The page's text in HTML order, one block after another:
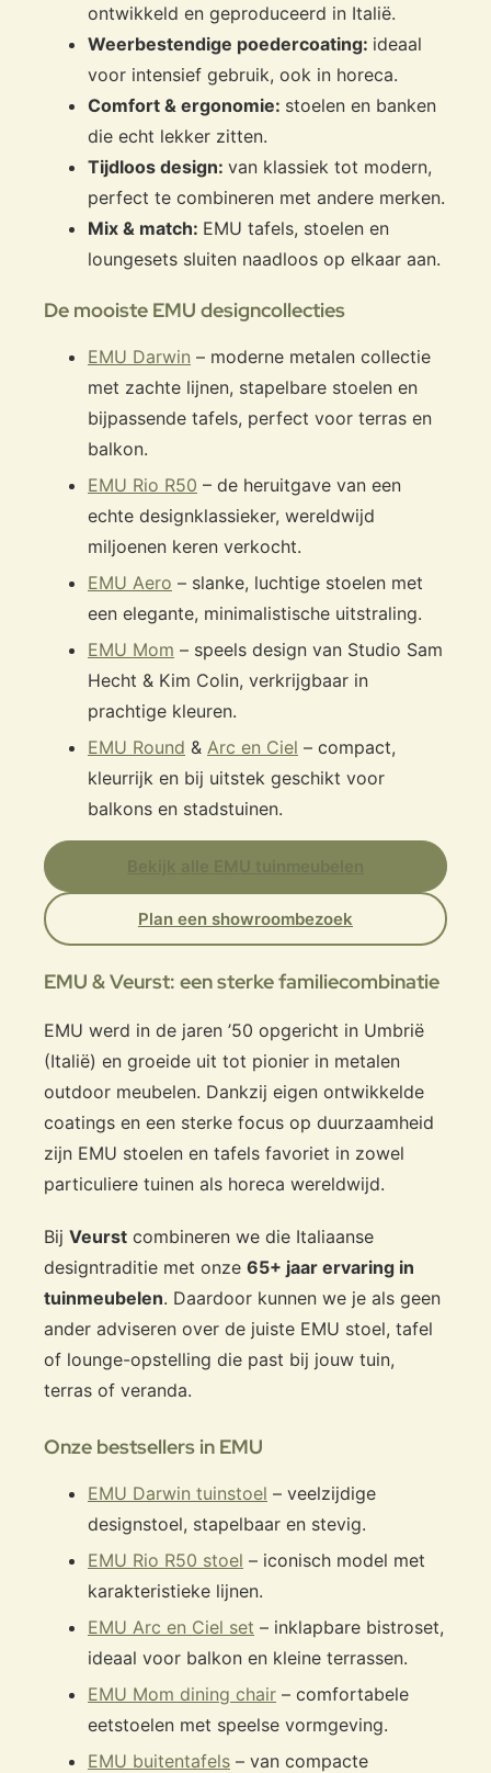
ontwikkeld en geproduceerd in Italië.
Weerbestendige poedercoating: ideaal
voor intensief gebruik, ook in horeca.
Comfort & ergonomie: stoelen en banken
die echt lekker zitten.
Tijdloos design: van klassiek tot modern,
perfect te combineren met andere merken.
Mix & match: EMU tafels, stoelen en
loungesets sluiten naadloos op elkaar aan.
De mooiste EMU designcollecties
EMU Darwin – moderne metalen collectie
met zachte lijnen, stapelbare stoelen en
bijpassende tafels, perfect voor terras en
balkon.
EMU Rio R50 – de heruitgave van een
echte designklassieker, wereldwijd
miljoenen keren verkocht.
EMU Aero – slanke, luchtige stoelen met
een elegante, minimalistische uitstraling.
EMU Mom – speels design van Studio Sam
Hecht & Kim Colin, verkrijgbaar in
prachtige kleuren.
EMU Round & Arc en Ciel – compact,
kleurrijk en bij uitstek geschikt voor
balkons en stadstuinen.
Plan een showroombezoek
EMU & Veurst: een sterke familiecombinatie
EMU werd in de jaren ’50 opgericht in Umbrië
(Italië) en groeide uit tot pionier in metalen
outdoor meubelen. Dankzij eigen ontwikkelde
coatings en een sterke focus op duurzaamheid
zijn EMU stoelen en tafels favoriet in zowel
particuliere tuinen als horeca wereldwijd.
Bij Veurst combineren we die Italiaanse
designtraditie met onze 65+ jaar ervaring in
tuinmeubelen. Daardoor kunnen we je als geen
ander adviseren over de juiste EMU stoel, tafel
of lounge-opstelling die past bij jouw tuin,
terras of veranda.
Onze bestsellers in EMU
EMU Darwin tuinstoel – veelzijdige
designstoel, stapelbaar en stevig.
EMU Rio R50 stoel – iconisch model met
karakteristieke lijnen.
EMU Arc en Ciel set – inklapbare bistroset,
ideaal voor balkon en kleine terrassen.
EMU Mom dining chair – comfortabele
eetstoelen met speelse vormgeving.
EMU buitentafels – van compacte